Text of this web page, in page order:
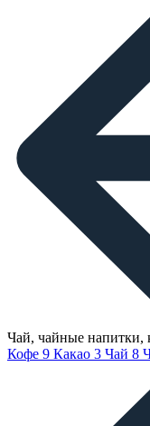
Чай, чайные напитки,
Кофе 9 Какао 3 Чай 8